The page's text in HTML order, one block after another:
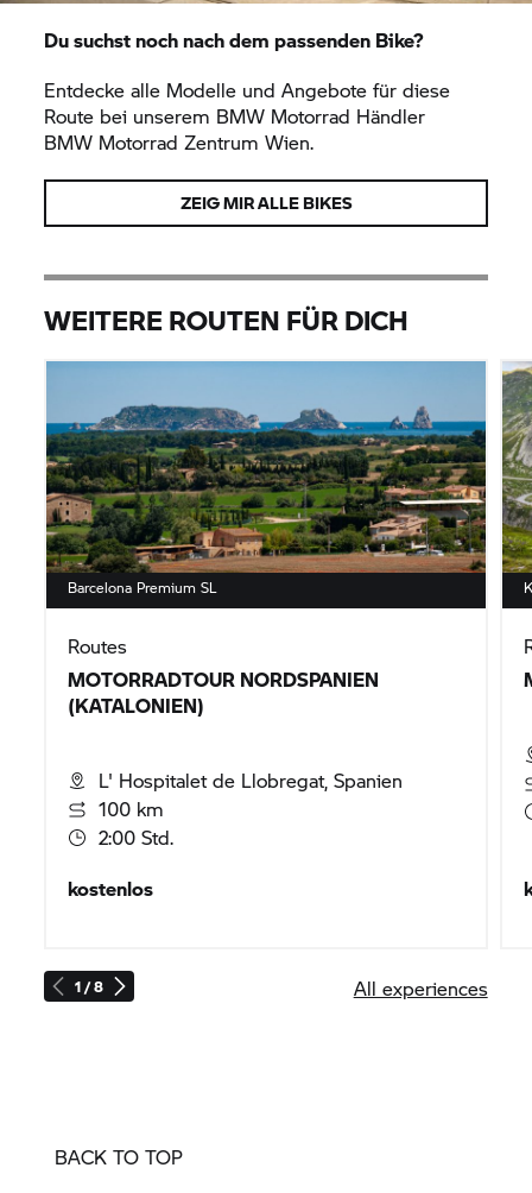
Du suchst noch nach dem passenden Bike?
Entdecke alle Modelle und Angebote für diese
Route bei unserem BMW Motorrad Händler
BMW Motorrad Zentrum Wien.
ZEIG MIR ALLE BIKES
WEITERE ROUTEN FÜR DICH
1 / 8
Barcelona Premium SL
Routes
MOTORRADTOUR NORDSPANIEN
(KATALONIEN)
L' Hospitalet de Llobregat, Spanien
100 km
2:00 Std.
kostenlos
All experiences
BACK TO TOP